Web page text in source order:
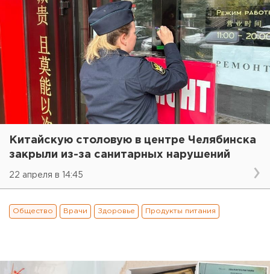
Китайскую столовую в центре Челябинска
закрыли из-за санитарных нарушений
22 апреля в 14:45
Общество Врачи Здоровье Продукты питания